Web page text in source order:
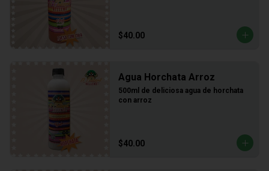
$40.00
Agua Horchata Arroz
500ml de deliciosa agua de horchata
con arroz
$40.00